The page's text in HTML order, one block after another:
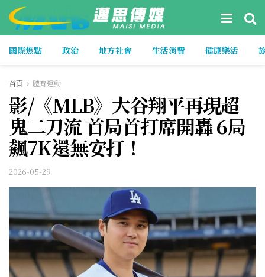
國際焦點 政治 地方社會 生活消費 健康樂活
首頁 體育運動
影/《MLB》大谷翔平再現超
鬼二刀流 首局首打席開轟 6局
飆7K還無安打！
2026-05-29